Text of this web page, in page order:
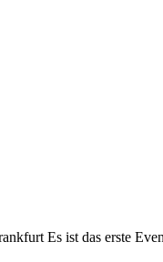
Es ist das erste